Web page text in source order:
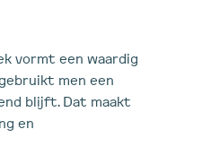
vormt een waardig
men een
blijft. Dat maakt
en